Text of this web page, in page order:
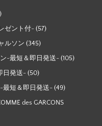
ゼント付- (57)
ルソン (345)
-最短＆即日発送- (105)
日発送- (50)
最短＆即日発送- (49)
des GARCONS